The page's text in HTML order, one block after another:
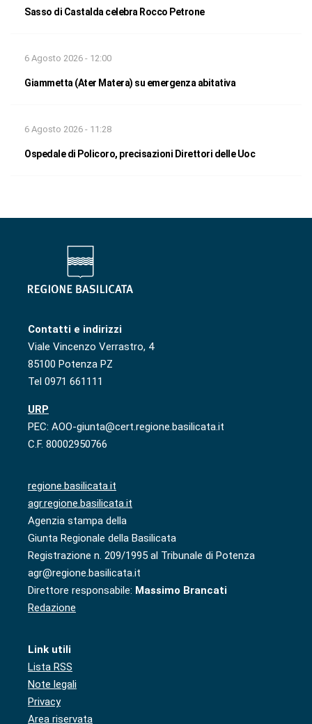
Sasso di Castalda celebra Rocco Petrone
6 Agosto 2026 - 12:00
Giammetta (Ater Matera) su emergenza abitativa
6 Agosto 2026 - 11:28
Ospedale di Policoro, precisazioni Direttori delle Uoc
Contatti e indirizzi
Viale Vincenzo Verrastro, 4
85100 Potenza PZ
Tel 0971 661111
URP
PEC: AOO-giunta@cert.regione.basilicata.it
C.F. 80002950766
regione.basilicata.it
agr.regione.basilicata.it
Agenzia stampa della
Giunta Regionale della Basilicata
Registrazione n. 209/1995 al Tribunale di Potenza
agr@regione.basilicata.it
Direttore responsabile: Massimo Brancati
Redazione
Link utili
Lista RSS
Note legali
Privacy
Area riservata